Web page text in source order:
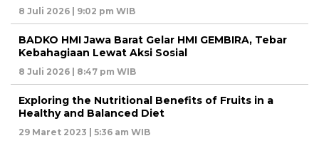
8 Juli 2026 | 9:02 pm WIB
BADKO HMI Jawa Barat Gelar HMI GEMBIRA, Tebar
Kebahagiaan Lewat Aksi Sosial
8 Juli 2026 | 8:47 pm WIB
Exploring the Nutritional Benefits of Fruits in a
Healthy and Balanced Diet
29 Maret 2023 | 5:36 am WIB